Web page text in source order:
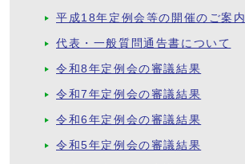
平成18年定例会等の開催のご案内
代表・一般質問通告書について
令和8年定例会の審議結果
令和7年定例会の審議結果
令和6年定例会の審議結果
令和5年定例会の審議結果